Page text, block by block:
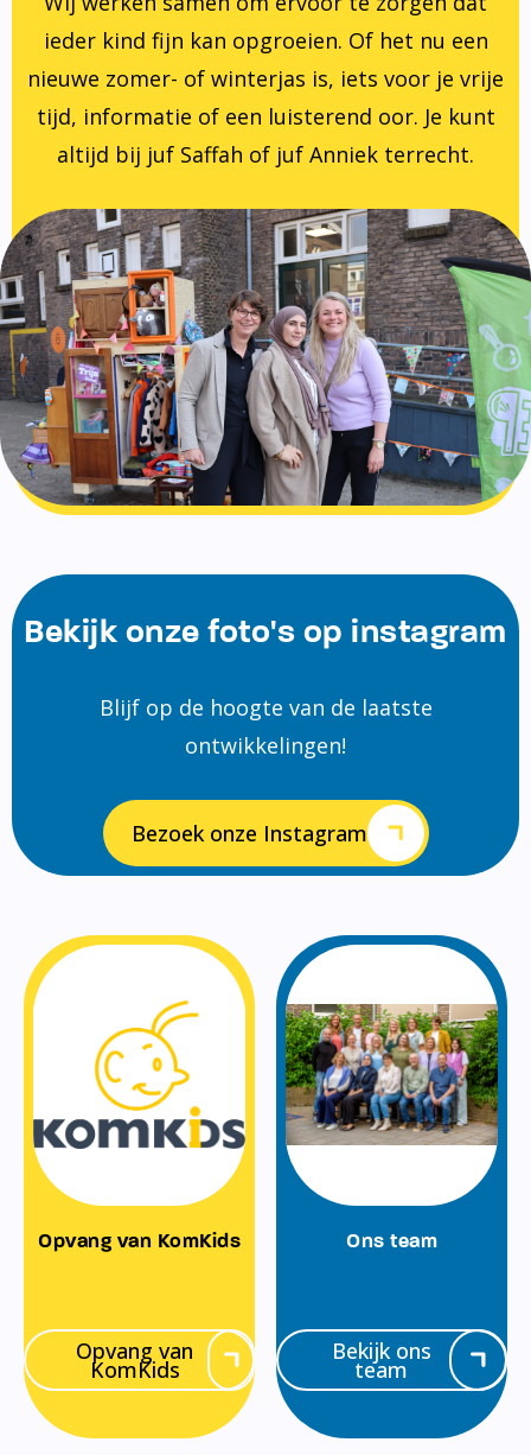
ieder kind fijn kan opgroeien. Of het nu een
nieuwe zomer- of winterjas is, iets voor je vrije
tijd, informatie of een luisterend oor. Je kunt
altijd bij juf Saffah of juf Anniek terrecht.
Bekijk onze foto's op instagram
Blijf op de hoogte van de laatste
ontwikkelingen!
Bezoek onze Instagram
Opvang van KomKids
Opvang van
KomKids
Ons team
Bekijk ons
team